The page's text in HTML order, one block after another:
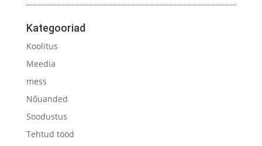
Kategooriad
Koolitus
Meedia
mess
Nõuanded
Soodustus
Tehtud tööd